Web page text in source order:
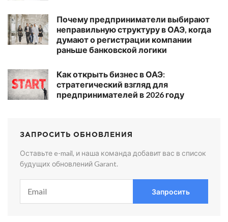
Почему предприниматели выбирают
неправильную структуру в ОАЭ, когда
думают о регистрации компании
раньше банковской логики
Как открыть бизнес в ОАЭ:
стратегический взгляд для
предпринимателей в 2026 году
ЗАПРОСИТЬ ОБНОВЛЕНИЯ
Оставьте e-mail, и наша команда добавит вас в список
будущих обновлений Garant.
Запросить